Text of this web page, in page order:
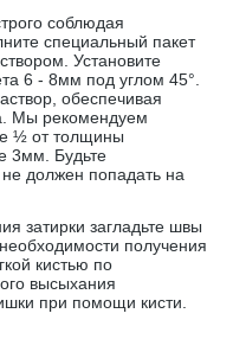
соблюдая
специальный пакет
Установите
6 - 8мм под углом 45°.
обеспечивая
Мы рекомендуем
½ от толщины
3мм. Будьте
должен попадать на
затирки загладьте швы
получения
кистью по
высыхания
при помощи кисти.